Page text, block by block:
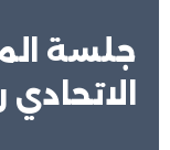
جلسة
الاتحادي